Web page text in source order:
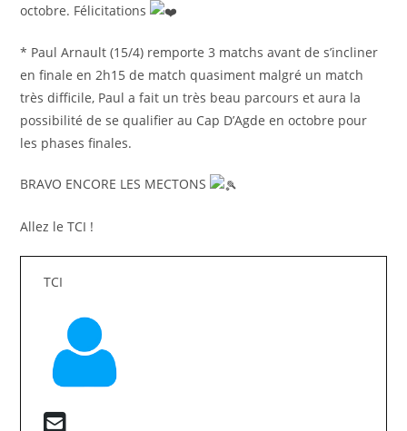
octobre. Félicitations
* Paul Arnault (15/4) remporte 3 matchs avant de s’incliner
en finale en 2h15 de match quasiment malgré un match
très difficile, Paul a fait un très beau parcours et aura la
possibilité de se qualifier au Cap D’Agde en octobre pour
les phases finales.
BRAVO ENCORE LES MECTONS
Allez le TCI !
TCI